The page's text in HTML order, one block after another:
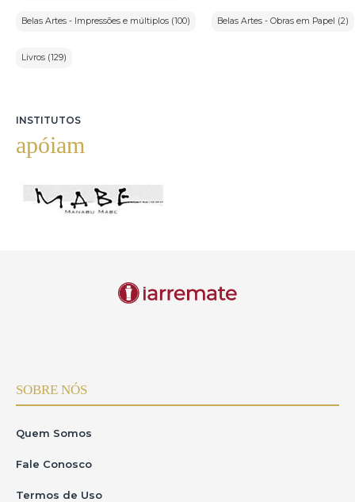
Belas Artes - Impressões e múltiplos (100) Belas Artes - Obras em Papel (2)
Livros (129)
INSTITUTOS
apóiam
SOBRE NÓS
Quem Somos
Fale Conosco
Termos de Uso